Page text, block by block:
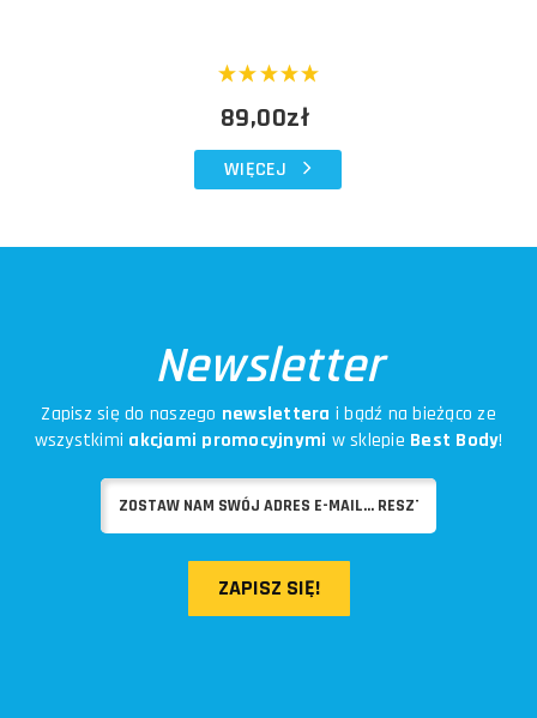
89,00zł
WIĘCEJ
Newsletter
Zapisz się do naszego newslettera i bądź na bieżąco ze
wszystkimi akcjami promocyjnymi w sklepie Best Body!
ZAPISZ SIĘ!